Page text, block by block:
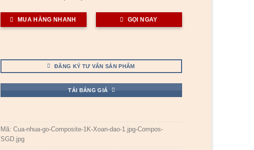
MUA HÀNG NHANH GỌI NGAY
ĐĂNG KÝ TƯ VẤN SẢN PHẨM
TẢI BẢNG GIÁ
Mã:Cua-nhua-go-Composite-1K-Xoan-dao-1.jpg-Compos-
SGD.jpg